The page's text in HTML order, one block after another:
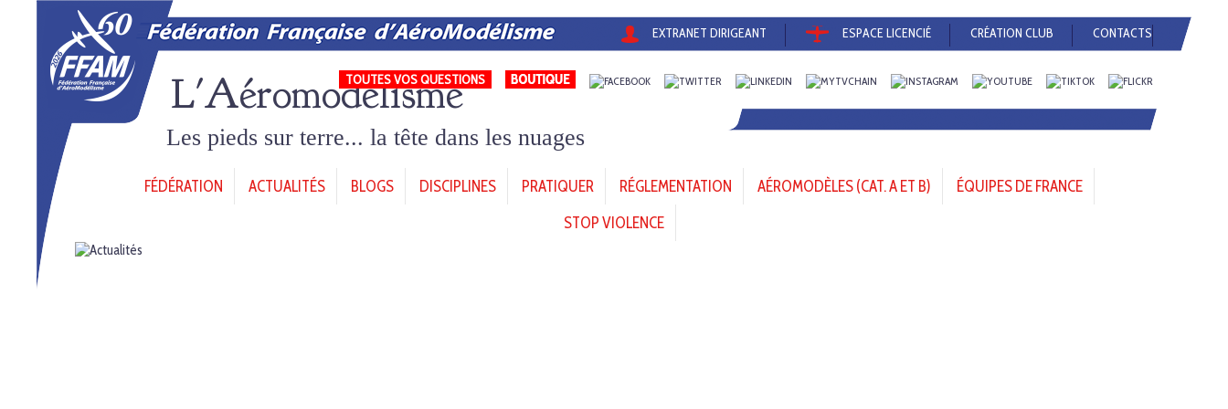
EXTRANET DIRIGEANT ESPACE LICENCIÉ CRÉATION CLUB CONTACTS
TOUTES VOS QUESTIONS
L'Aéromodélisme
Les pieds sur terre... la tête dans les nuages
FÉDÉRATION ACTUALITÉS BLOGS DISCIPLINES PRATIQUER RÉGLEMENTATION AÉROMODÈLES (CAT. A ET B)
ÉQUIPES DE FRANCE
STOP VIOLENCE